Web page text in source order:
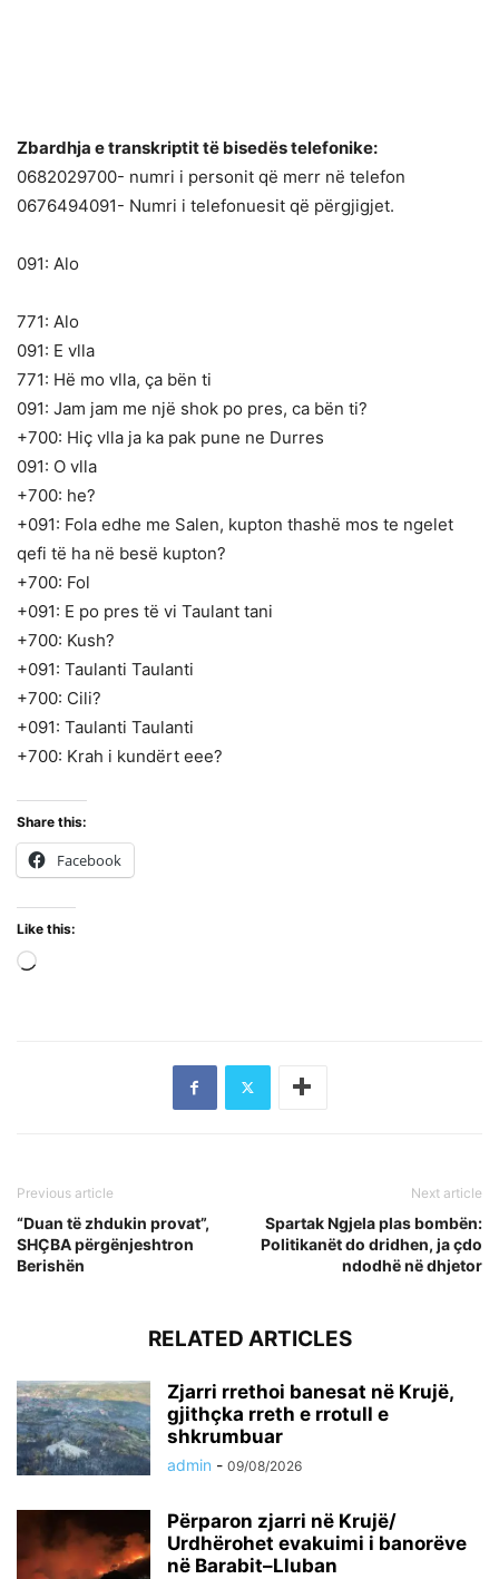
Zbardhja e transkriptit të bisedës telefonike:
0682029700- numri i personit që merr në telefon
0676494091- Numri i telefonuesit që përgjigjet.
091: Alo
771: Alo
091: E vlla
771: Hë mo vlla, ça bën ti
091: Jam jam me një shok po pres, ca bën ti?
+700: Hiç vlla ja ka pak pune ne Durres
091: O vlla
+700: he?
+091: Fola edhe me Salen, kupton thashë mos te ngelet
qefi të ha në besë kupton?
+700: Fol
+091: E po pres të vi Taulant tani
+700: Kush?
+091: Taulanti Taulanti
+700: Cili?
+091: Taulanti Taulanti
+700: Krah i kundërt eee?
Share this:
Facebook
Like this:
Previous article
“Duan të zhdukin provat”,
SHÇBA përgënjeshtron
Berishën
Next article
Spartak Ngjela plas bombën:
Politikanët do dridhen, ja çdo
ndodhë në dhjetor
RELATED ARTICLES
Zjarri rrethoi banesat në Krujë,
gjithçka rreth e rrotull e
shkrumbuar
admin - 09/08/2026
Përparon zjarri në Krujë/
Urdhërohet evakuimi i banorëve
në Barabit–Lluban